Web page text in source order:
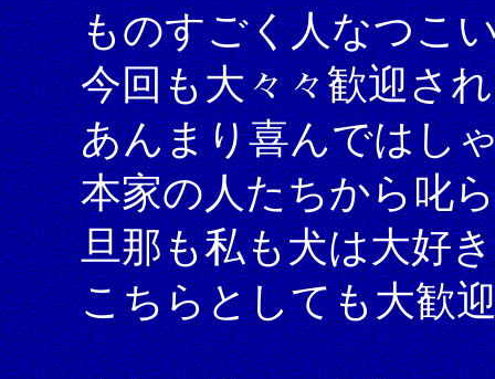
ものすごく人なつこ
今回も大々々歓迎さ
あんまり喜んではし
本家の人たちから叱
旦那も私も犬は大好
こちらとしても大歓